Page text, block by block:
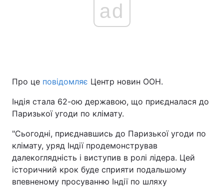
ad
Про це повідомляє Центр новин ООН.
Індія стала 62-ою державою, що приєдналася до
Паризької угоди по клімату.
"Сьогодні, приєднавшись до Паризької угоди по
клімату, уряд Індії продемонстрував
далекоглядність і виступив в ролі лідера. Цей
історичний крок буде сприяти подальшому
впевненому просуванню Індії по шляху